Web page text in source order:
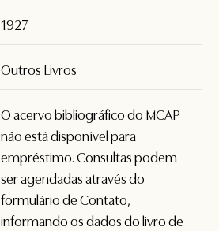
1927
Outros Livros
O acervo bibliográfico do MCAP
não está disponível para
empréstimo. Consultas podem
ser agendadas através do
formulário deContato,
informando os dados do livro de